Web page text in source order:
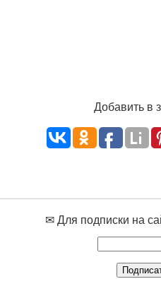
Добавить в
✉ Для подписки на